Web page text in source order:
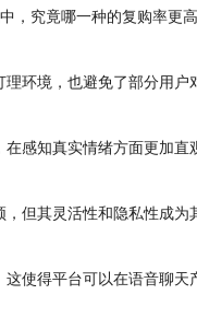
究竟哪一种的复购率更
环境，也避免了部分用
感知真实情绪方面更加
但其灵活性和隐私性成
使得平台可以在语音聊